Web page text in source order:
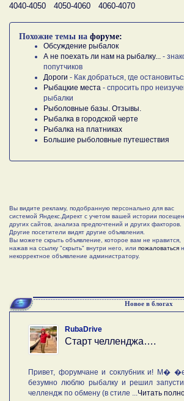
4040-4050
4050-4060 4060-4070
Похожие темы на форуме:
Обсуждение рыбалок
А не поехать ли нам на рыбалку... -
попутчиков
Дороги - Как добраться, где
Рыбацкие места - спросить про
рыбалки
Рыболовные базы. Отзывы.
Рыбалка в городской черте
Рыбалка на платниках
Большие рыболовные путешествия
Вы видите рекламу, подобранную персонально для вас
системой Яндекс.Директ с учетом вашей истории
других сайтов, анализа предпочтений и других факторов.
Другие посетители видят другие объявления.
Вы можете скрыть объявление, которое вам не нравится,
нажав на ссылку "скрыть" внутри него, или пожаловаться
некорректное объявление администратору.
Новое в блогах
RubaDrive
Старт челленджа….
Привет, форумчане и соклубник и! М�
безумно люблю рыбалку и решил
челлендж по обмену (в стиле ...Читать